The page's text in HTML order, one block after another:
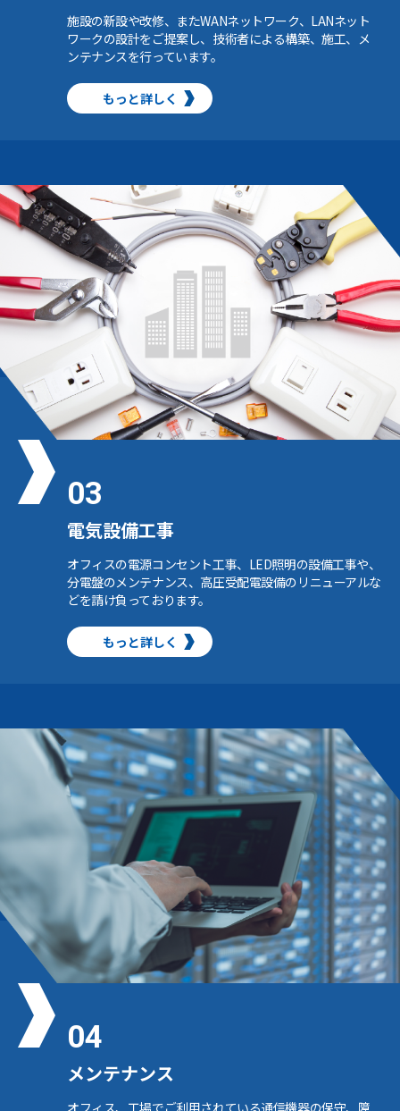
施設の新設や改修、またWANネットワーク、LANネット
ワークの設計をご提案し、技術者による構築、施工、メ
ンテナンスを行っています。
もっと詳しく
03
電気設備⼯事
オフィスの電源コンセント⼯事、LED照明の設備⼯事や、
分電盤のメンテナンス、⾼圧受配電設備のリニューアルな
どを請け負っております。
もっと詳しく
04
メンテナンス
オフィス、工場でご利用されている通信機器の保守、障